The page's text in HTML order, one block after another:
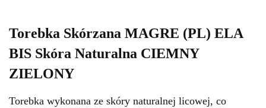
Torebka Skórzana MAGRE (PL) ELA
BIS Skóra Naturalna CIEMNY
ZIELONY
Torebka wykonana ze skóry naturalnej licowej, co